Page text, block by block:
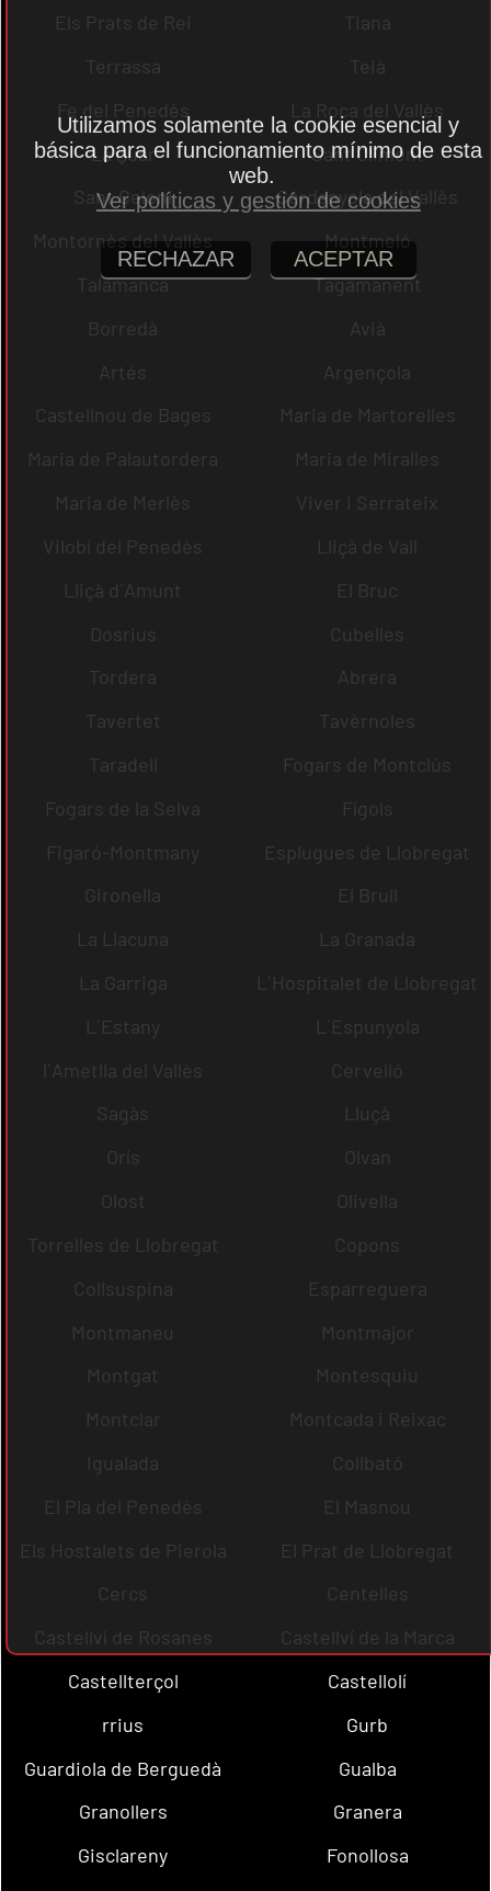
Els Prats de Rei
Tiana
Terrassa
Teià
Fe del Penedès
La Roca del Vallès
La Quar
Sant Climent
Sant Celoni
Cerdanyola del Vallès
Montornès del Vallès
Montmeló
Talamanca
Tagamanent
Borredà
Avià
Artés
Argençola
Castellnou de Bages
Maria de Martorelles
Maria de Palautordera
Maria de Miralles
Maria de Merlès
Viver i Serrateix
Vilobí del Penedès
Lliçà de Vall
Lliçà d´Amunt
El Bruc
Dosrius
Cubelles
Tordera
Abrera
Tavertet
Tavèrnoles
Taradell
Fogars de Montclús
Fogars de la Selva
Fígols
Figaró-Montmany
Esplugues de Llobregat
Gironella
El Brull
La Llacuna
La Granada
La Garriga
L´Hospitalet de Llobregat
L´Estany
L´Espunyola
l´Ametlla del Vallès
Cervelló
Sagàs
Lluçà
Orís
Olvan
Olost
Olivella
Torrelles de Llobregat
Copons
Collsuspina
Esparreguera
Montmaneu
Montmajor
Montgat
Montesquiu
Montclar
Montcada i Reixac
Igualada
Collbató
El Pla del Penedès
El Masnou
Els Hostalets de Pierola
El Prat de Llobregat
Cercs
Centelles
Castellví de Rosanes
Castellví de la Marca
Castellterçol
Castellolí
rrius
Gurb
Guardiola de Berguedà
Gualba
Granollers
Granera
Gisclareny
Fonollosa
Utilizamos solamente la cookie esencial y
básica para el funcionamiento mínimo de esta
web.
Ver políticas y gestión de cookies
RECHAZAR ACEPTAR